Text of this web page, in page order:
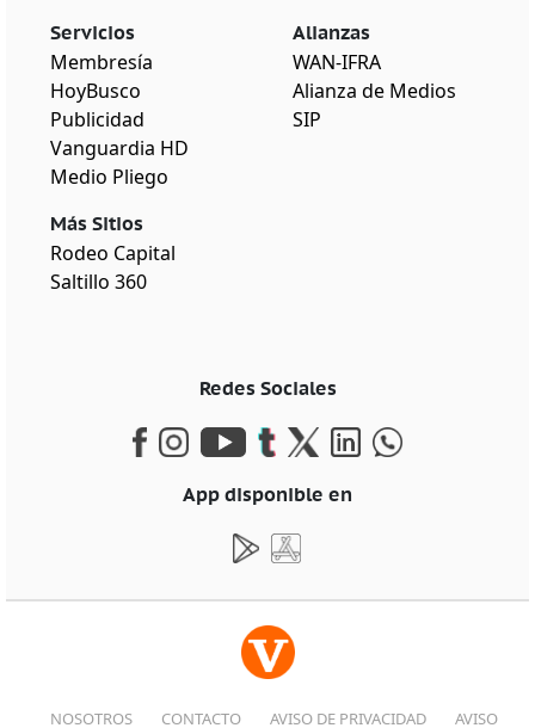
Servicios
Membresía
HoyBusco
Publicidad
Vanguardia HD
Medio Pliego
Más Sitios
Rodeo Capital
Saltillo 360
Alianzas
WAN-IFRA
Alianza de Medios
SIP
Redes Sociales
App disponible en
NOSOTROS CONTACTO AVISO DE PRIVACIDAD AVISO